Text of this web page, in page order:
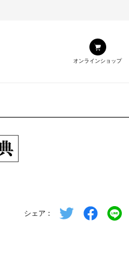
オンラインショップ
シェア